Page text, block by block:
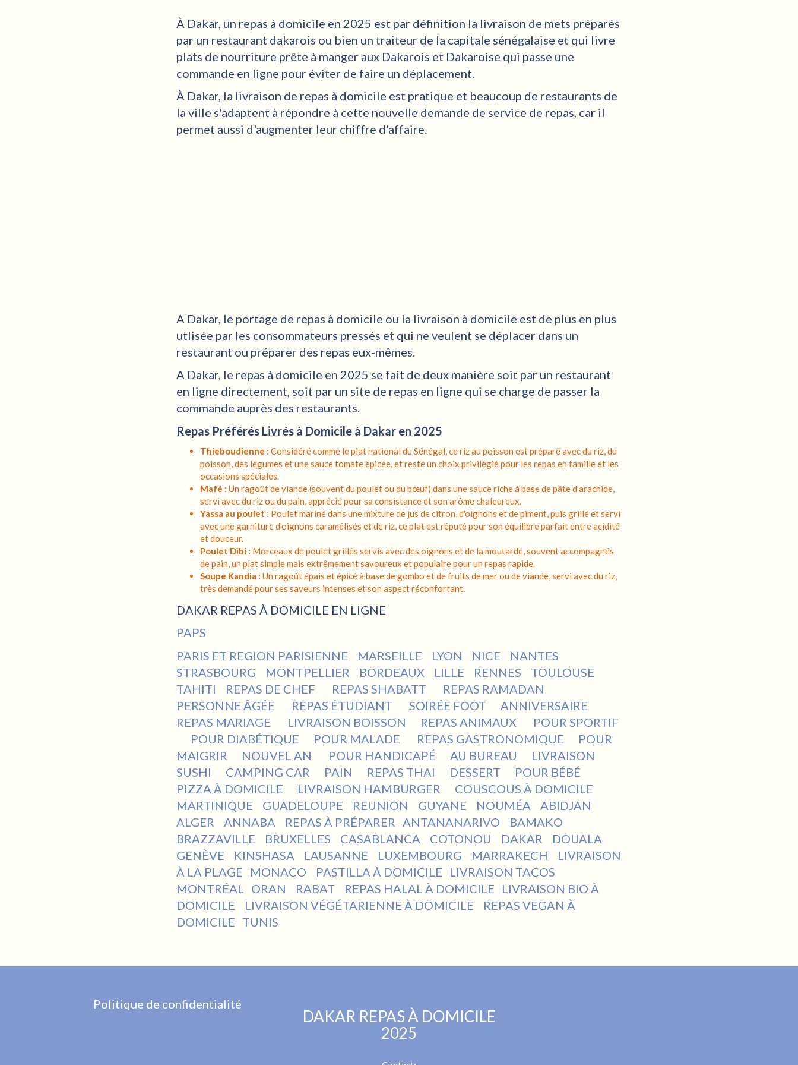
À Dakar, un repas à domicile en 2025 est par définition la livraison de mets préparés
par un restaurant dakarois ou bien un traiteur de la capitale sénégalaise et qui livre
plats de nourriture prête à manger aux Dakarois et Dakaroise qui passe une
commande en ligne pour éviter de faire un déplacement.
À Dakar, la livraison de repas à domicile est pratique et beaucoup de restaurants de
la ville s'adaptent à répondre à cette nouvelle demande de service de repas, car il
permet aussi d'augmenter leur chiffre d'affaire.
A Dakar, le portage de repas à domicile ou la livraison à domicile est de plus en plus
utlisée par les consommateurs pressés et qui ne veulent se déplacer dans un
restaurant ou préparer des repas eux-mêmes.
A Dakar, le repas à domicile en 2025 se fait de deux manière soit par un restaurant
en ligne directement, soit par un site de repas en ligne qui se charge de passer la
commande auprès des restaurants.
Repas Préférés Livrés à Domicile à Dakar en 2025
Thieboudienne : Considéré comme le plat national du Sénégal, ce riz au poisson est préparé avec du riz, du
poisson, des légumes et une sauce tomate épicée, et reste un choix privilégié pour les repas en famille et les
occasions spéciales.
Mafé : Un ragoût de viande (souvent du poulet ou du bœuf) dans une sauce riche à base de pâte d'arachide,
servi avec du riz ou du pain, apprécié pour sa consistance et son arôme chaleureux.
Yassa au poulet : Poulet mariné dans une mixture de jus de citron, d'oignons et de piment, puis grillé et servi
avec une garniture d'oignons caramélisés et de riz, ce plat est réputé pour son équilibre parfait entre acidité
et douceur.
Poulet Dibi : Morceaux de poulet grillés servis avec des oignons et de la moutarde, souvent accompagnés
de pain, un plat simple mais extrêmement savoureux et populaire pour un repas rapide.
Soupe Kandia : Un ragoût épais et épicé à base de gombo et de fruits de mer ou de viande, servi avec du riz,
très demandé pour ses saveurs intenses et son aspect réconfortant.
DAKAR REPAS À DOMICILE EN LIGNE
PAPS
PARIS ET REGION PARISIENNE
MARSEILLE LYON NICE
NANTES
STRASBOURG
MONTPELLIER BORDEAUX LILLE RENNES
TOULOUSE
TAHITI
REPAS DE CHEF REPAS SHABATT
REPAS RAMADAN
PERSONNE ÂGÉE
REPAS ÉTUDIANT SOIRÉE FOOT
ANNIVERSAIRE
REPAS MARIAGE
LIVRAISON BOISSON REPAS ANIMAUX
POUR SPORTIF
POUR DIABÉTIQUE
POUR MALADE REPAS GASTRONOMIQUE
POUR
MAIGRIR
NOUVEL AN POUR HANDICAPÉ AU BUREAU
LIVRAISON
SUSHI
CAMPING CAR PAIN REPAS THAI DESSERT
POUR BÉBÉ
PIZZA À DOMICILE
LIVRAISON HAMBURGER
COUSCOUS À DOMICILE
MARTINIQUE
GUADELOUPE REUNION GUYANE NOUMÉA
ABIDJAN
ALGER
ANNABA REPAS À PRÉPARER ANTANANARIVO
BAMAKO
BRAZZAVILLE
BRUXELLES CASABLANCA COTONOU DAKAR
DOUALA
GENÈVE
KINSHASA LAUSANNE LUXEMBOURG MARRAKECH
LIVRAISON
À LA PLAGE
MONACO PASTILLA À DOMICILE
LIVRAISON TACOS
MONTRÉAL
ORAN RABAT REPAS HALAL À DOMICILE
LIVRAISON BIO À
DOMICILE
LIVRAISON VÉGÉTARIENNE À DOMICILE
REPAS VEGAN À
DOMICILE TUNIS
Politique de confidentialité
DAKAR REPAS À DOMICILE
2025